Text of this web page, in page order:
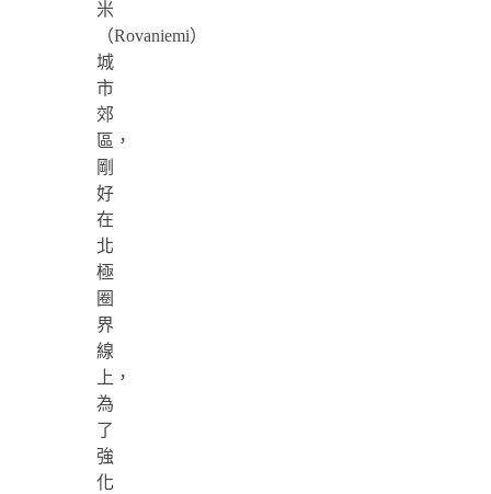
米
（Rovaniemi）
城
市
郊
區，
剛
好
在
北
極
圈
界
線
上，
為
了
強
化